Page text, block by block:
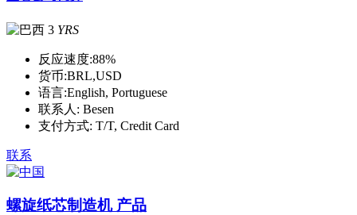
3 YRS
反应速度:88%
货币:BRL,USD
语言:English, Portuguese
联系人: Besen
支付方式: T/T, Credit Card
联系
螺旋纸芯制造机 产品